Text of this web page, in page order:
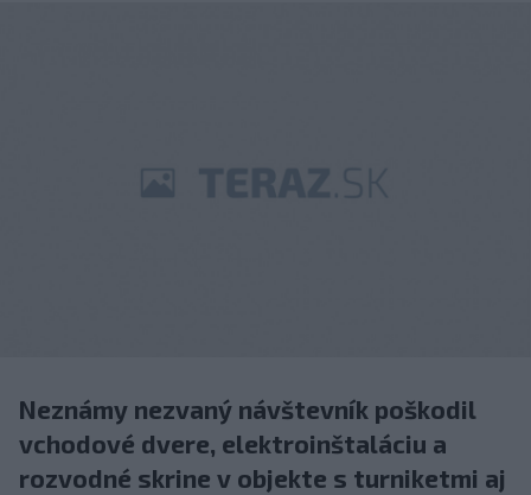
Neznámy nezvaný návštevník poškodil
vchodové dvere, elektroinštaláciu a
rozvodné skrine v objekte s turniketmi aj